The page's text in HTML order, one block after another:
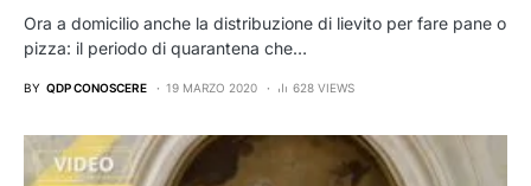
Ora a domicilio anche la distribuzione di lievito per fare pane o
pizza: il periodo di quarantena che…
BY QDP CONOSCERE 19 MARZO 2020 628 VIEWS